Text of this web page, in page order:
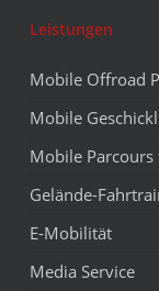
Leistungen
Mobile Offroad
Mobile
Mobile Parcours
Gelände-
E-Mobilität
Media Service